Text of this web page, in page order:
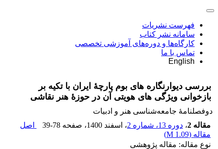
فهرست نشریات
سامانه نشر کتاب
کارگاه‌ها و دوره‌های آموزشی تخصصی
تماس با ما
English
بررسی دیوارنگاره های بوم پارچۀ ایران با تکیه بر
بازخوانی ویژگی های هویتی آن در حوزۀ هنر نقاشی
دوفصلنامۀ جامعه‌شناسی هنر و ادبیات
مقاله 2
، دوره 13، شماره 2 ، اسفند 1400 ، صفحه 39-78
اصل
مقاله (1.09 M
)
نوع مقاله: مقاله پژوهشی